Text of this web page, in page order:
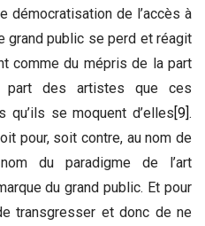
démocratisation de l’accès à
grand public se perd et réagit
comme du mépris de la part
des artistes que ces
qu’ils se moquent d’elles[9].
pour, soit contre, au nom de
du paradigme de l’art
du grand public. Et pour
transgresser et donc de ne